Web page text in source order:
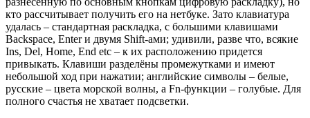
кто рассчитывает получить его на нетбуке. Зато клавиатура
удалась – стандартная раскладка, с большими клавишами
Backspace, Enter и двумя Shift-ами; удивили, разве что, всякие
Ins, Del, Home, End etc – к их расположению придется
привыкать. Клавиши разделёны промежутками и имеют
небольшой ход при нажатии; английские символы – белые,
русские – цвета морской волны, а Fn-функции – голубые. Для
полного счастья не хватает подсветки.